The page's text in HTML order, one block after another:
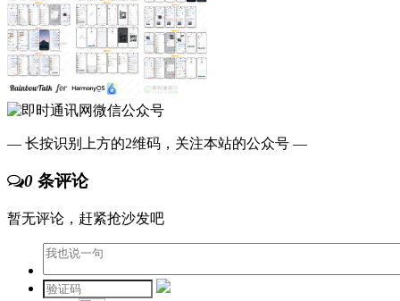
— 长按识别上方的2维码，关注本站的公众号 —
0 条评论
暂无评论，赶紧抢沙发吧